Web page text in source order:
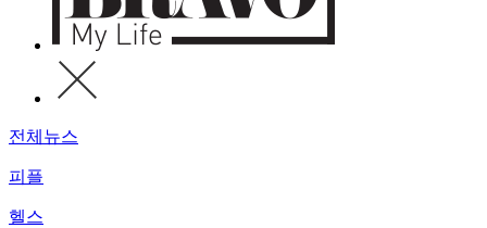
전체뉴스
피플
헬스